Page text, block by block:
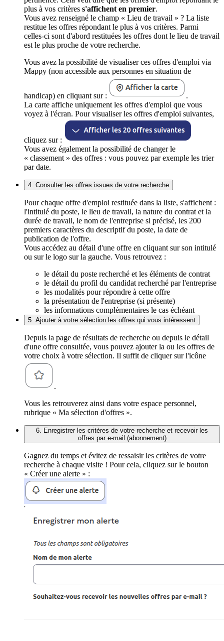
plus à vos critères s'affichent en premier.
Vous avez renseigné le champ « Lieu de travail » ? La liste
restitue les offres répondant le plus à vos critères. Parmi
celles-ci sont d'abord restituées les offres dont le lieu de travail
est le plus proche de votre recherche.
Vous avez la possibilité de visualiser ces offres d'emploi via
Mappy (non accessible aux personnes en situation de
handicap) en cliquant sur :
.
La carte affiche uniquement les offres d'emploi que vous
voyez à l'écran. Pour visualiser les offres d'emploi suivantes,
cliquez sur :
Vous avez également la possibilité de changer le
« classement » des offres : vous pouvez par exemple les trier
par date.
4. Consulter les offres issues de votre recherche
Pour chaque offre d'emploi restituée dans la liste, s'affichent :
l'intitulé du poste, le lieu de travail, la nature du contrat et la
durée de travail, le nom de l'entreprise si précisé, les 200
premiers caractères du descriptif du poste, la date de
publication de l'offre.
Vous accédez au détail d'une offre en cliquant sur son intitulé
ou sur le logo sur la gauche. Vous retrouvez :
le détail du poste recherché et les éléments de contrat
le détail du profil du candidat recherché par l'entreprise
les modalités pour répondre à cette offre
la présentation de l'entreprise (si présente)
les informations complémentaires le cas échéant
5. Ajouter à votre sélection les offres qui vous intéressent
Depuis la page de résultats de recherche ou depuis le détail
d'une offre consultée, vous pouvez ajouter la ou les offres de
votre choix à votre sélection. Il suffit de cliquer sur l'icône
.
Vous les retrouverez ainsi dans votre espace personnel,
rubrique « Ma sélection d'offres ».
6. Enregistrer les critères de votre recherche et recevoir les
offres par e-mail (abonnement)
Gagnez du temps et évitez de ressaisir les critères de votre
recherche à chaque visite ! Pour cela, cliquez sur le bouton
« Créer une alerte » :